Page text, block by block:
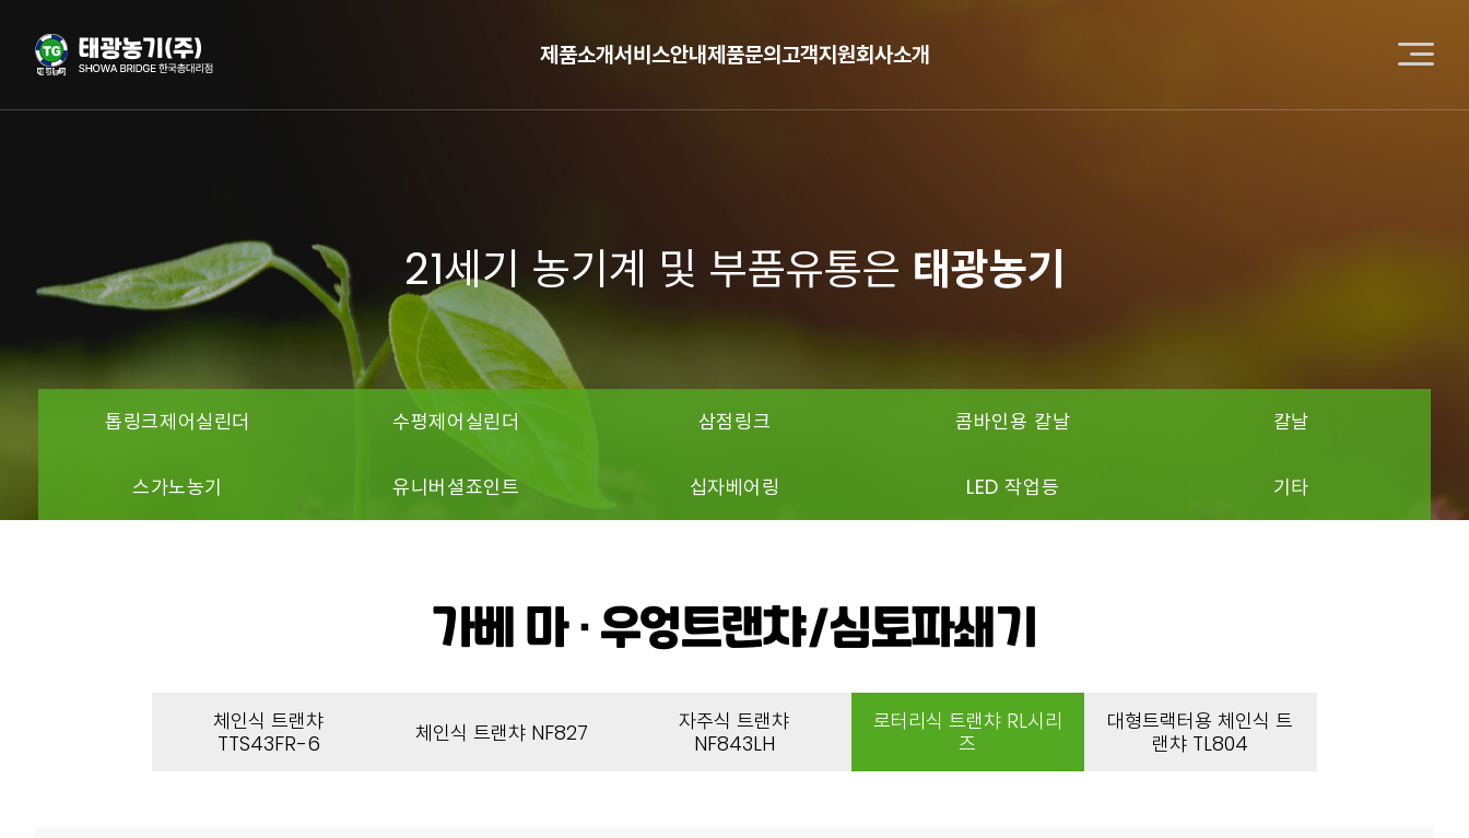
제품소개서비스안내제품문의고객지원회사소개
21세기 농기계 및 부품유통은 태광농기
톱링크제어실린더 수평제어실린더 삼점링크 콤바인용 칼날 칼날
스가노농기 유니버셜죠인트 십자베어링 LED 작업등 기타
가베 마 · 우엉트랜챠/심토파쇄기
체인식 트랜챠
TTS43FR-6
체인식 트랜챠 NF827
자주식 트랜챠
NF843LH
로터리식 트랜챠 RL시리
즈
대형트랙터용 체인식 트
랜챠 TL804